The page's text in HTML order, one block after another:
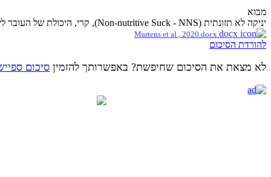
מבוא
יניקה לא תזונתית (Non-nutritive Suck - NNS), קרי, היכולת של העובר לינוק מבלי שמסופקים לו חומרים מזינים, מתפתחת תחילה ברחם לאחר כ-15 שבועות הריון וממשיכה להתפתח...
להורדת הסיכום
לא מצאת את הסיכום שחיפשת? באפשרותך להזמין סיכום